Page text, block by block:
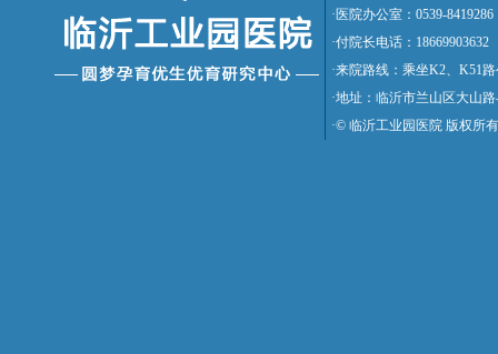
·医院办公室：0539-8419286
·付院长电话：18669903632
·来院路线：乘坐K2、K51
·地址：临沂市兰山区大山
·© 临沂工业园医院 版权所